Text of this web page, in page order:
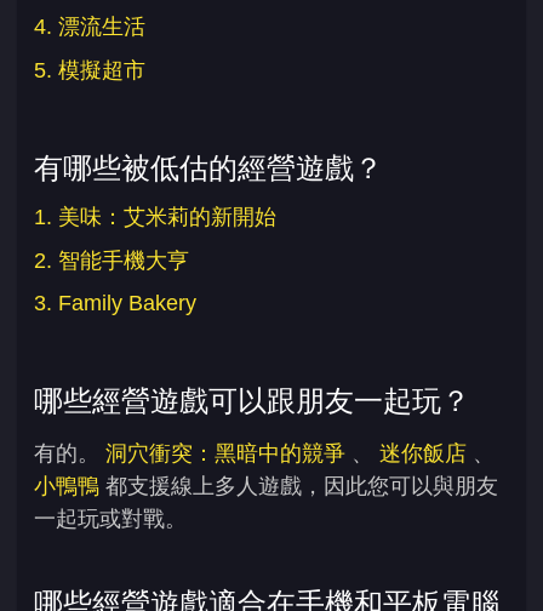
4. 漂流生活
5. 模擬超市
有哪些被低估的經營遊戲？
1. 美味：艾米莉的新開始
2. 智能手機大亨
3. Family Bakery
哪些經營遊戲可以跟朋友一起玩？
有的。 洞穴衝突：黑暗中的競爭 、 迷你飯店 、
小鴨鴨 都支援線上多人遊戲，因此您可以與朋友
一起玩或對戰。
哪些經營遊戲適合在手機和平板電腦